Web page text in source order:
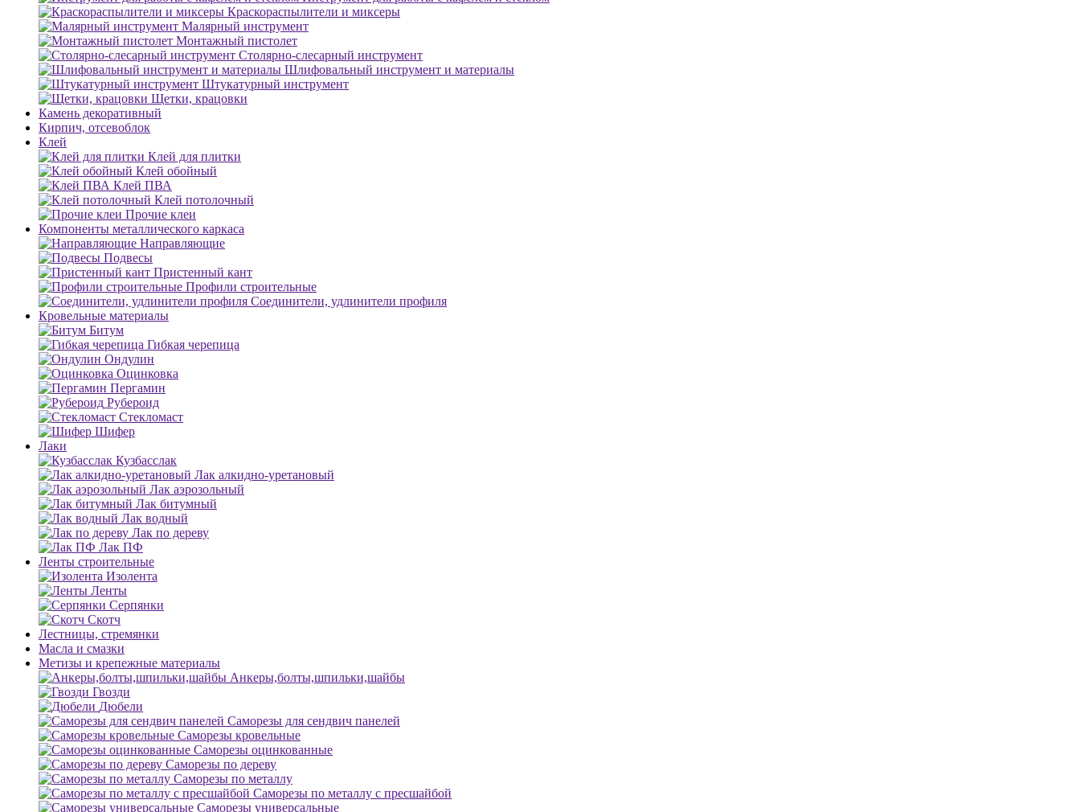
Краскораспылители и миксеры
Малярный инструмент
Монтажный пистолет
Столярно-слесарный инструмент
Шлифовальный инструмент и материалы
Штукатурный инструмент
Щетки, крацовки
Камень декоративный
Кирпич, отсевоблок
Клей
Клей для плитки
Клей обойный
Клей ПВА
Клей потолочный
Прочие клеи
Компоненты металлического каркаса
Направляющие
Подвесы
Пристенный кант
Профили строительные
Соединители, удлинители профиля
Кровельные материалы
Битум
Гибкая черепица
Ондулин
Оцинковка
Пергамин
Рубероид
Стекломаст
Шифер
Лаки
Кузбасслак
Лак алкидно-уретановый
Лак аэрозольный
Лак битумный
Лак водный
Лак по дереву
Лак ПФ
Ленты строительные
Изолента
Ленты
Серпянки
Скотч
Лестницы, стремянки
Масла и смазки
Метизы и крепежные материалы
Анкеры,болты,шпильки,шайбы
Гвозди
Дюбели
Саморезы для сендвич панелей
Саморезы кровельные
Саморезы оцинкованные
Саморезы по дереву
Саморезы по металлу
Саморезы по металлу с пресшайбой
Саморезы универсальные